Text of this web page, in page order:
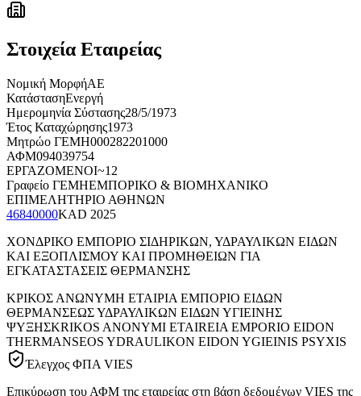
Στοιχεία Εταιρείας
Νομική ΜορφήΑΕ
ΚατάστασηΕνεργή
Ημερομηνία Σύστασης28/5/1973
Έτος Καταχώρησης1973
Μητρώο ΓΕΜΗ000282201000
ΑΦΜ094039754
ΕΡΓΑΖΟΜΕΝΟΙ~12
Γραφείο ΓΕΜΗΕΜΠΟΡΙΚΟ & ΒΙΟΜΗΧΑΝΙΚΟ
ΕΠΙΜΕΛΗΤΗΡΙΟ ΑΘΗΝΩΝ
46840000KAD 2025
ΧΟΝΔΡΙΚΟ ΕΜΠΟΡΙΟ ΣΙΔΗΡΙΚΩΝ, ΥΔΡΑΥΛΙΚΩΝ ΕΙΔΩΝ
ΚΑΙ ΕΞΟΠΛΙΣΜΟΥ ΚΑΙ ΠΡΟΜΗΘΕΙΩΝ ΓΙΑ
ΕΓΚΑΤΑΣΤΑΣΕΙΣ ΘΕΡΜΑΝΣΗΣ
ΚΡΙΚΟΣ ΑΝΩΝΥΜΗ ΕΤΑΙΡΙΑ ΕΜΠΟΡΙΟ ΕΙΔΩΝ
ΘΕΡΜΑΝΣΕΩΣ ΥΔΡΑΥΛΙΚΩΝ ΕΙΔΩΝ ΥΓΙΕΙΝΗΣ
ΨΥΞΗΣKRIKOS ANONYMI ETAIREIA EMPORIO EIDON
THERMANSEOS YDRAULIKON EIDON YGIEINIS PSYXIS
Έλεγχος ΦΠΑ VIES
Επικύρωση του ΑΦΜ της εταιρείας στη βάση δεδομένων VIES της